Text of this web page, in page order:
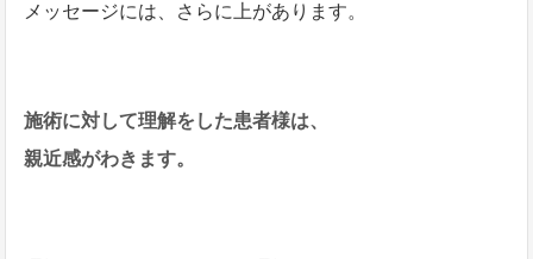
メッセージには、さらに上があります。
施術に対して理解をした患者様は、
親近感がわきます。